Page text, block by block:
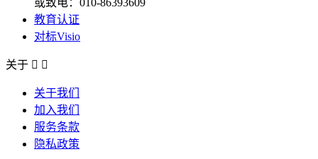
教育认证
对标Visio
关于  
关于我们
加入我们
服务条款
隐私政策